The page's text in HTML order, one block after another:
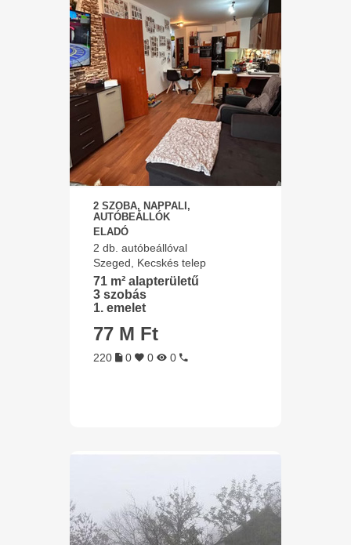
2 SZOBA, NAPPALI,
AUTÓBEÁLLÓK
ELADÓ
2 db. autóbeállóval
Szeged, Kecskés telep
71 m² alapterületű
3 szobás
1. emelet
77 M Ft
220 0 0 0